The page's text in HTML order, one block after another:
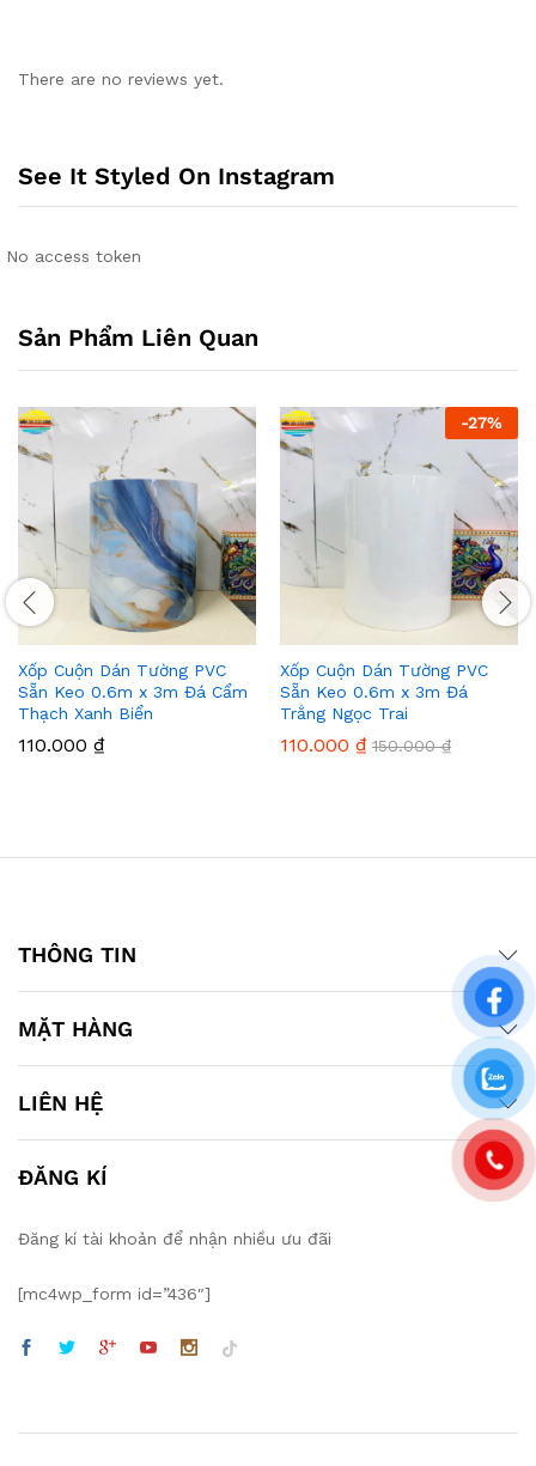
There are no reviews yet.
See It Styled On Instagram
No access token
Sản Phẩm Liên Quan
Xốp Cuộn Dán Tường PVC
Sẵn Keo 0.6m x 3m Đá Cẩm
Thạch Xanh Biển
110.000 ₫
-27%
Xốp Cuộn Dán Tường PVC
Sẵn Keo 0.6m x 3m Đá
Trắng Ngọc Trai
110.000 ₫ 150.000₫
THÔNG TIN
MẶT HÀNG
LIÊN HỆ
ĐĂNG KÍ
Đăng kí tài khoản để nhận nhiều ưu đãi
[mc4wp_form id=”436″]